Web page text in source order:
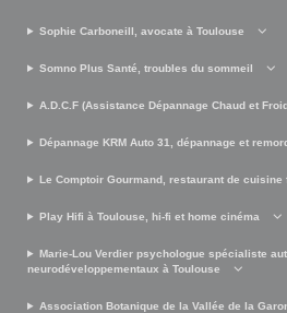
Sophie Carboneill, avocate à Toulouse
Somno Plus Santé, troubles du sommeil
A.D.C.F (Assistance Dépannage Chaud et
Dépannage KRM Auto 31, dépannage et
Le Comptoir Gourmand, restaurant de cuisine
Play Hifi à Toulouse, hi-fi et home cinéma
Marie-Lou Verdier psychologue spécialiste
neurodéveloppementaux à Toulouse
Association Botanique de la Vallée de la